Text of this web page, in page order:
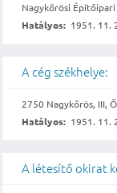
Nagykőrösi Építőipari
Hatályos: 1951. 11.
A cég székhelye:
2750 Nagykőrös, III,
Hatályos: 1951. 11.
A létesítő okirat